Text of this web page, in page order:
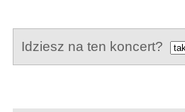
Idziesz na ten koncert?